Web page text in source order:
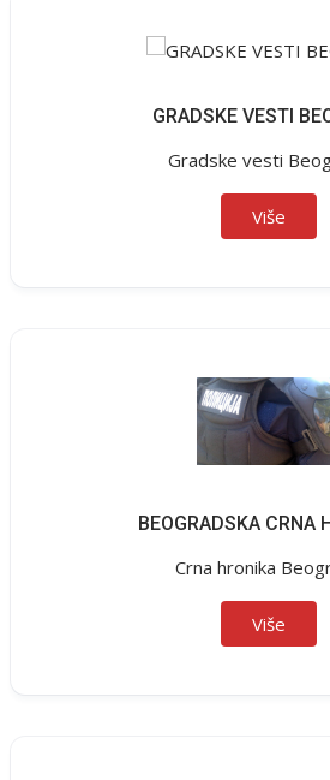
GRADSKE VESTI
Gradske vesti
Više
BEOGRADSKA CRNA
Crna hronika
Više